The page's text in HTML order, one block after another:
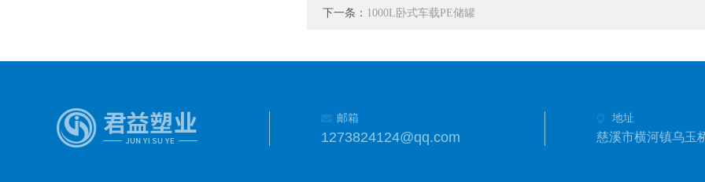
下一条： 1000L卧式车载PE储罐
邮箱
1273824124@qq.com
地址
慈溪市横河镇乌玉